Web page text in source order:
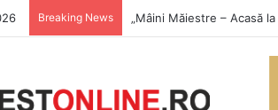
Breaking News Săptămâna Florilor la